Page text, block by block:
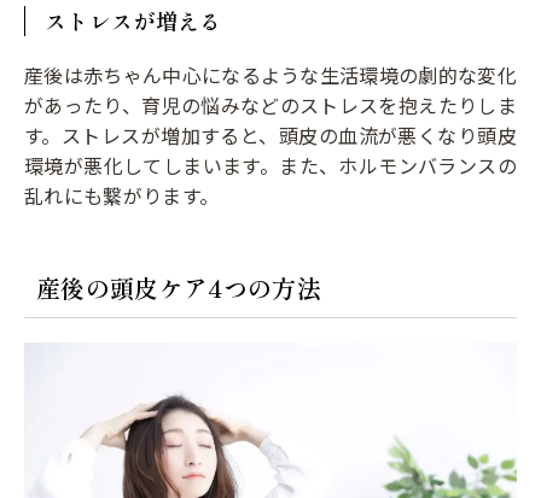
ストレスが増える
産後は赤ちゃん中心になるような生活環境の劇的な変化
があったり、育児の悩みなどのストレスを抱えたりしま
す。ストレスが増加すると、頭皮の血流が悪くなり頭皮
環境が悪化してしまいます。また、ホルモンバランスの
乱れにも繋がります。
産後の頭皮ケア4つの方法